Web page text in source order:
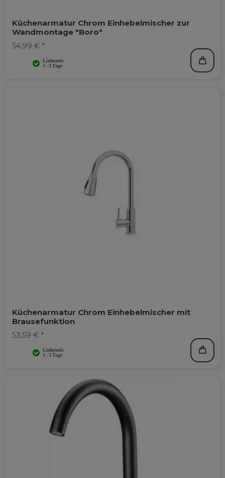
Küchenarmatur Chrom Einhebelmischer zur
Wandmontage "Boro"
54,99 € *
Küchenarmatur Chrom Einhebelmischer mit
Brausefunktion
53,59 € *